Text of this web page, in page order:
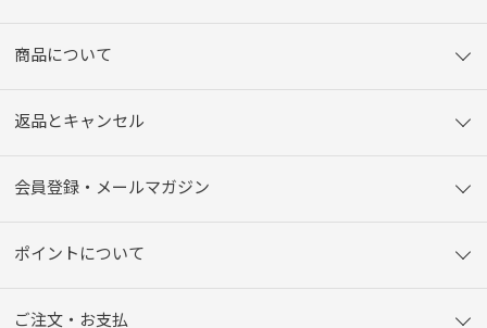
商品について
返品とキャンセル
会員登録・メールマガジン
ポイントについて
ご注文・お支払